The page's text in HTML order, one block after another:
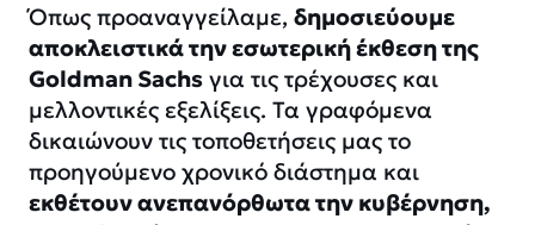
Όπως προαναγγείλαμε, δημοσιεύουμε
αποκλειστικά την εσωτερική έκθεση της
Goldman Sachs για τις τρέχουσες και
μελλοντικές εξελίξεις. Τα γραφόμενα
δικαιώνουν τις τοποθετήσεις μας το
προηγούμενο χρονικό διάστημα και
εκθέτουν ανεπανόρθωτα την κυβέρνηση,